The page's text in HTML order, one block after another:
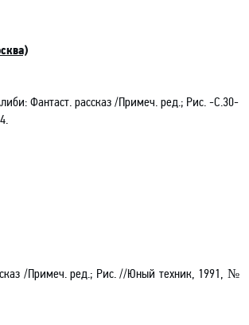
Фантаст. рассказ /Примеч. ред.; Рис. -C.30-
/Примеч. ред.; Рис. //Юный техник, 1991, №